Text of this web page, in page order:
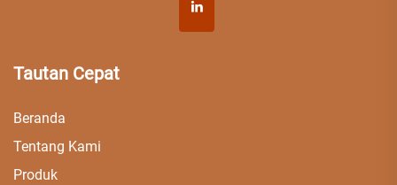
Tautan Cepat
Beranda
Tentang Kami
Produk